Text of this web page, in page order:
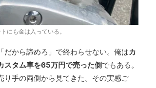
にも金は入っている。
だから諦めろ」で終わらせない。俺はカ
スタム車を65万円で売った側でもある。
手の両側から見てきた。その実感ご